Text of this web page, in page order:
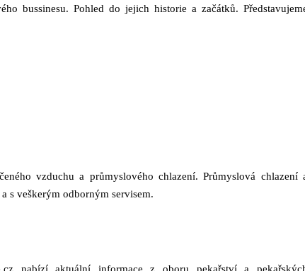
bussinesu. Pohled do jejich historie a začátků.
vzduchu a průmyslového chlazení. Průmyslová chlazení
s veškerým odborným servisem.